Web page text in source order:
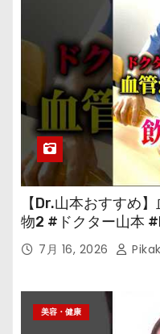
【Dr.山本おすすめ
物2 #ドクター山本
7月 16, 2026
美容・健康